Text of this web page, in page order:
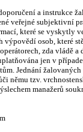
a instrukce
veřejné subjektivní
které se vyskytly
výpovědí osob, které
zda vládě
jen v
Jednání
němu tzv.
manažerů